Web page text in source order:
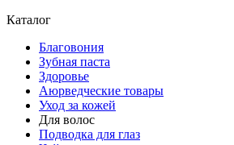
Каталог
Благовония
Зубная паста
Здоровье
Аюрведческие товары
Уход за кожей
Для волос
Подводка для глаз